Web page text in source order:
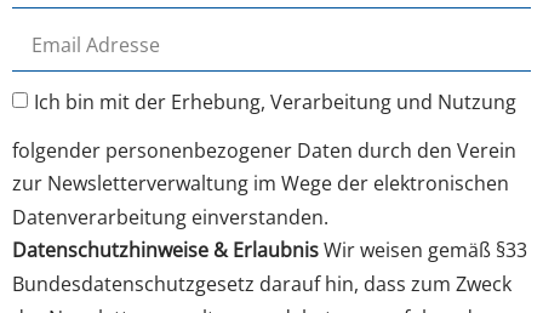
Ich bin mit der Erhebung, Verarbeitung und Nutzung
folgender personenbezogener Daten durch den Verein
zur Newsletterverwaltung im Wege der elektronischen
Datenverarbeitung einverstanden.
Datenschutzhinweise & ErlaubnisWir weisen gemäß §33
Bundesdatenschutzgesetz darauf hin, dass zum Zweck